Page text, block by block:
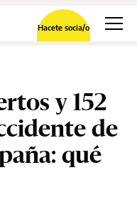
Hacete socia/o
y 152
de
qué